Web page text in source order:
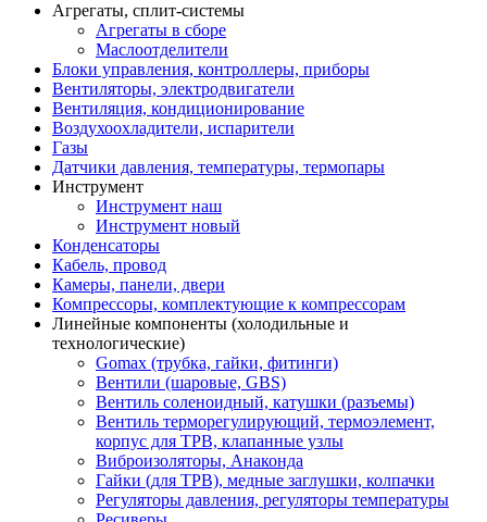
Агрегаты, сплит-системы
Агрегаты в сборе
Маслоотделители
Блоки управления, контроллеры, приборы
Вентиляторы, электродвигатели
Вентиляция, кондиционирование
Воздухоохладители, испарители
Газы
Датчики давления, температуры, термопары
Инструмент
Инструмент наш
Инструмент новый
Конденсаторы
Кабель, провод
Камеры, панели, двери
Компрессоры, комплектующие к компрессорам
Линейные компоненты (холодильные и
технологические)
Gomax (трубка, гайки, фитинги)
Вентили (шаровые, GBS)
Вентиль соленоидный, катушки (разъемы)
Вентиль терморегулирующий, термоэлемент,
корпус для ТРВ, клапанные узлы
Виброизоляторы, Анаконда
Гайки (для ТРВ), медные заглушки, колпачки
Регуляторы давления, регуляторы температуры